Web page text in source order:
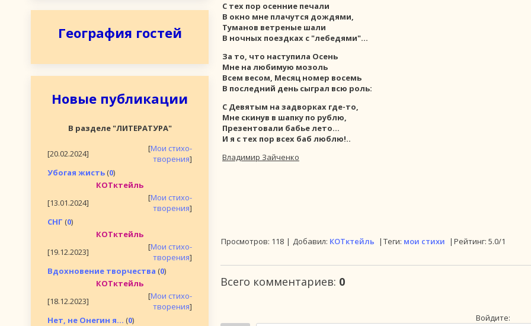
География гостей
Новые публикации
В разделе "ЛИТЕРАТУРА"
[20.02.2024] [Мои стихо-
творения]
Убогая жисть (0)
КОТктейль
[13.01.2024]
[Мои стихо-
творения]
СНГ (0)
КОТктейль
[19.12.2023]
[Мои стихо-
творения]
Вдохновение творчества (0)
КОТктейль
[18.12.2023]
[Мои стихо-
творения]
Нет, не Онегин я... (0)
С тех пор осенние печали
В окно мне плачутся дождями,
Туманов ветреные шали
В ночных поездках с "лебедями"...
За то, что наступила Осень
Мне на любимую мозоль
Всем весом, Месяц номер восемь
В последний день сыграл всю роль:
С Девятым на задворках где-то,
Мне скинув в шапку по рублю,
Презентовали бабье лето...
И я c тех пор всех баб люблю!..
Владимир Зайченко
Просмотров: 118 | Добавил: КОТктейль | Теги: мои стихи | Рейтинг: 5.0/1
Всего комментариев: 0
Войдите: